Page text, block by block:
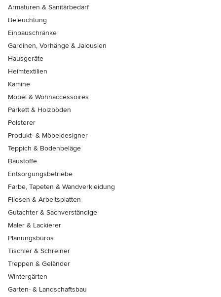
Armaturen & Sanitärbedarf
Beleuchtung
Einbauschränke
Gardinen, Vorhänge & Jalousien
Hausgeräte
Heimtextilien
Kamine
Möbel & Wohnaccessoires
Parkett & Holzböden
Polsterer
Produkt- & Möbeldesigner
Teppich & Bodenbeläge
Baustoffe
Entsorgungsbetriebe
Farbe, Tapeten & Wandverkleidung
Fliesen & Arbeitsplatten
Gutachter & Sachverständige
Maler & Lackierer
Planungsbüros
Tischler & Schreiner
Treppen & Geländer
Wintergärten
Garten- & Landschaftsbau